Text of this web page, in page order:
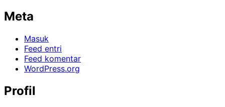
Meta
Masuk
Feed entri
Feed komentar
WordPress.org
Profil